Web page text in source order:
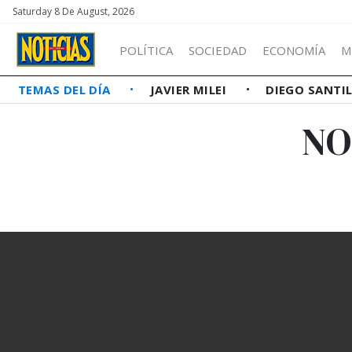
Saturday 8 De August, 2026
POLÍTICA SOCIEDAD ECONOMÍA
TEMAS DEL DÍA JAVIER MILEI DIEGO